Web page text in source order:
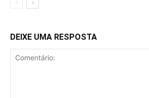
DEIXE UMA RESPOSTA